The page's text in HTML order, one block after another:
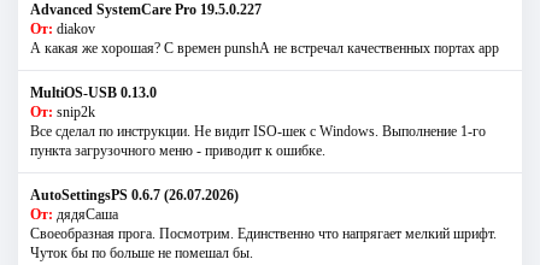
Advanced SystemCare Pro 19.5.0.227
От: diakov
А какая же хорошая? С времен punshА не встречал качественных портах app
MultiOS-USB 0.13.0
От: snip2k
Все сделал по инструкции. Не видит ISO-шек с Windows. Выполнение 1-го
пункта загрузочного меню - приводит к ошибке.
AutoSettingsPS 0.6.7 (26.07.2026)
От: дядяСаша
Своеобразная прога. Посмотрим. Единственно что напрягает мелкий шрифт.
Чуток бы по больше не помешал бы.